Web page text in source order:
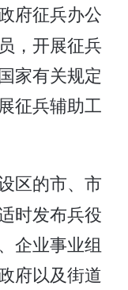
府征兵办公
，开展征兵
家有关规定
征兵辅助工
区的市、市
时发布兵役
企业事业组
府以及街道